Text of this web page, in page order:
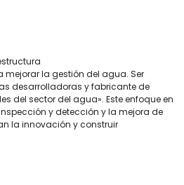
la gestión del agua. Ser
desarrolladoras y fabricante de
del sector del agua». Este enfoque en
y detección y la mejora de
la innovación y construir